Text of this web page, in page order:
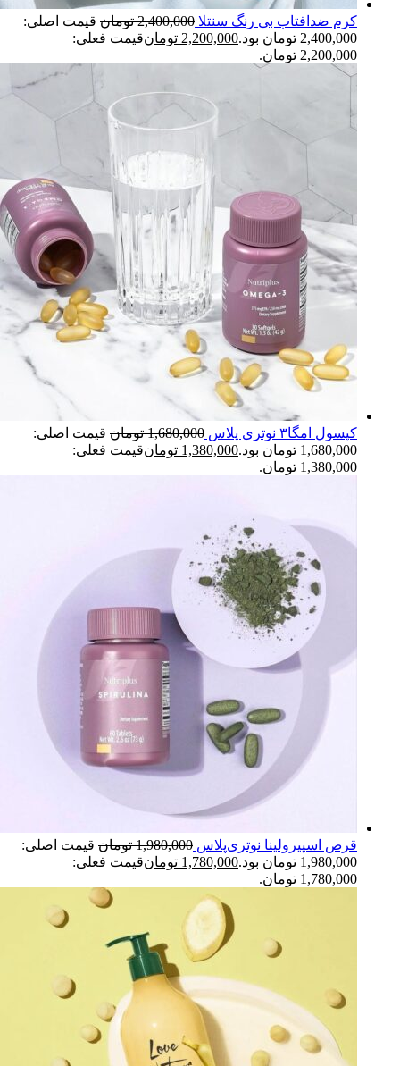
کرم ضدافتاب بی رنگ سنتلا 2,400,000 تومان قیمت اصلی:
2,400,000 تومان بود.
2,200,000 تومانقیمت فعلی:
2,200,000 تومان.
کپسول امگا۳ نوتری پلاس 1,680,000 تومان قیمت اصلی:
1,680,000 تومان بود.
1,380,000 تومانقیمت فعلی:
1,380,000 تومان.
قرص اسپیرولینا نوتری‌پلاس 1,980,000 تومان قیمت اصلی:
1,980,000 تومان بود.
1,780,000 تومانقیمت فعلی:
1,780,000 تومان.